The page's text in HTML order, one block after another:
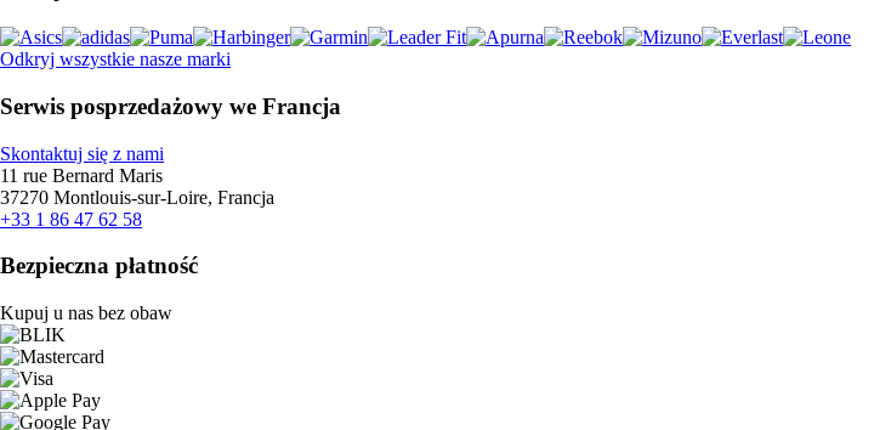
Odkryj wszystkie nasze marki
Serwis posprzedażowy we Francja
Skontaktuj się z nami
11 rue Bernard Maris
37270 Montlouis-sur-Loire, Francja
+33 1 86 47 62 58
Bezpieczna płatność
Kupuj u nas bez obaw